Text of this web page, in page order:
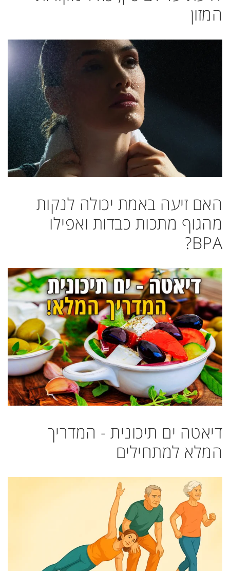
המזון
האם זיעה באמת יכולה לנקות
מהגוף מתכות כבדות ואפילו
BPA?
דיאטה ים תיכונית - המדריך
המלא למתחילים